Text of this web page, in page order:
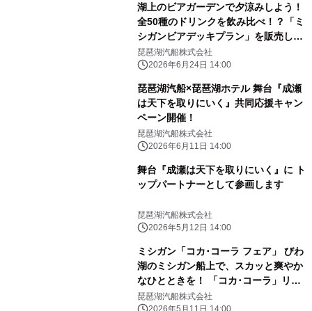
湖上のビアガーデンで夕涼みしよう！
全50種のドリンクを飲み比べ！？「ミ
シガンビアデッキプラン」を販売しま
す
琵琶湖汽船株式会社
2026年6月24日 14:00
琵琶湖汽船×琵琶湖ホテル 舞台『成瀬
は天下を取りにいく』共同応援キャン
ペーン開催！
琵琶湖汽船株式会社
2026年6月11日 14:00
舞台『成瀬は天下を取りにいく』に ト
ップパートナーとして参画します
琵琶湖汽船株式会社
2026年5月12日 14:00
ミシガン「コカ･コーラ フェア」 びわ
湖のミシガン船上で、スカッと爽やか
なひとときを！ 「コカ･コーラ」リタ
ーナブル瓶の購入でオリジナルノベル
琵琶湖汽船株式会社
2026年5月11日 14:00